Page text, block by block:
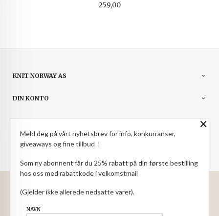
Pris
259,00
KNIT NORWAY AS
DIN KONTO
NYHETSBREV
PARTNERE
Valuta
FRAKT
×
Meld deg på vårt nyhetsbrev for info, konkurranser,
giveaways og fine tillbud !
Som ny abonnent får du 25% rabatt på din første bestilling
hos oss med rabattkode i velkomstmail
(Gjelder ikke allerede nedsatte varer).
NAVN